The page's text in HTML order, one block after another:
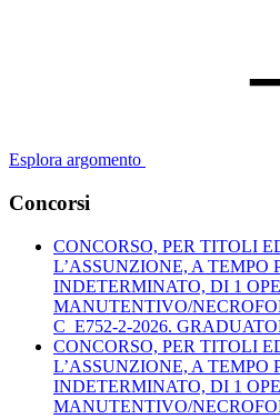
Esplora argomento
Concorsi
CONCORSO, PER TITOLI
L’ASSUNZIONE, A TEMPO
INDETERMINATO, DI 1
MANUTENTIVO/
C_E752-2-2026.
CONCORSO, PER TITOLI
L’ASSUNZIONE, A TEMPO
INDETERMINATO, DI 1
MANUTENTIVO/